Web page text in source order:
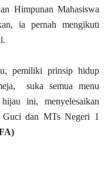
Himpunan Mahasiswa
ia pernah mengikuti
pemiliki prinsip hidup
suka semua menu
ini, menyelesaikan
dan MTs Negeri 1